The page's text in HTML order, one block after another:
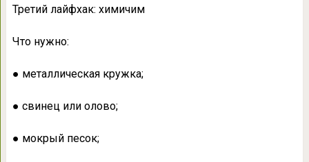
Третий лайфхак: химичим
Что нужно:
● металлическая кружка;
● свинец или олово;
● мокрый песок;